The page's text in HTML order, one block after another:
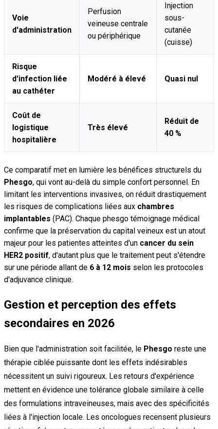
Voie
d'administration
Perfusion
veineuse centrale
ou périphérique
Injection
sous-
cutanée
(cuisse)
Risque
d'infection liée
au cathéter
Modéré à élevé Quasi nul
Coût de
logistique
hospitalière
Très élevé
Réduit de
40 %
Ce comparatif met en lumière les bénéfices structurels du
Phesgo, qui vont au-delà du simple confort personnel. En
limitant les interventions invasives, on réduit drastiquement
les risques de complications liées aux chambres
implantables (PAC). Chaque phesgo témoignage médical
confirme que la préservation du capital veineux est un atout
majeur pour les patientes atteintes d'un cancer du sein
HER2 positif, d'autant plus que le traitement peut s'étendre
sur une période allant de 6 à 12 mois selon les protocoles
d'adjuvance clinique.
Gestion et perception des effets
secondaires en 2026
Bien que l'administration soit facilitée, le Phesgo reste une
thérapie ciblée puissante dont les effets indésirables
nécessitent un suivi rigoureux. Les retours d'expérience
mettent en évidence une tolérance globale similaire à celle
des formulations intraveineuses, mais avec des spécificités
liées à l'injection locale. Les oncologues recensent plusieurs